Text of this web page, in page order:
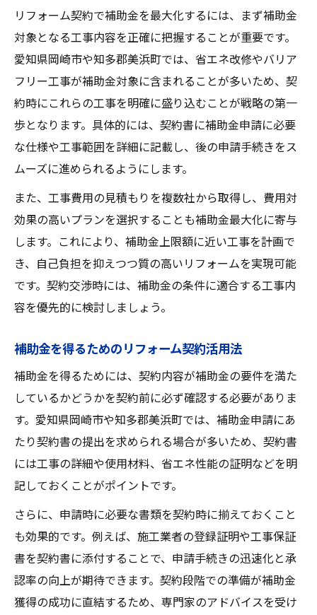
リフォーム契約で補助金を最大化するには、まず補助金
対象となる工事内容を正確に把握することが重要です。
愛知県岡崎市や知多郡美浜町では、省エネ改修やバリア
フリー工事が補助金対象に含まれることが多いため、契
約時にこれらの工事を明確に盛り込むことが戦略の第一
歩となります。具体的には、契約書に補助金申請に必要
な仕様や工事範囲を詳細に記載し、後の申請手続きをス
ムーズに進められるようにします。
また、工事費用の見積もりを複数社から取得し、費用対
効果の高いプランを選択することも補助金最大化に寄与
します。これにより、補助金上限額に近い工事を計画で
き、自己負担を抑えつつ質の高いリフォームを実現可能
です。契約交渉時には、補助金の条件に適合する工事内
容を優先的に検討しましょう。
補助金を得るためのリフォーム契約活用法
補助金を得るためには、契約内容が補助金の要件を満た
しているかどうかを契約前に必ず確認する必要がありま
す。愛知県岡崎市や知多郡美浜町では、補助金申請にあ
たり契約書の提出を求められる場合が多いため、契約書
には工事の詳細や使用材料、省エネ性能の証明などを明
記しておくことがポイントです。
さらに、申請時に必要な書類を契約時に揃えておくこと
も効果的です。例えば、施工業者の登録証明や工事保証
書を契約書に添付することで、申請手続きの迅速化と承
認率の向上が期待できます。契約段階での準備が補助金
獲得の成功に直結するため、専門家のアドバイスを受け